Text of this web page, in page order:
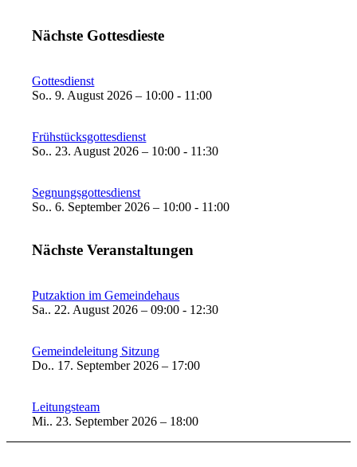
Nächste Gottesdieste
Gottesdienst
So.. 9. August 2026 – 10:00 - 11:00
Frühstücksgottesdienst
So.. 23. August 2026 – 10:00 - 11:30
Segnungsgottesdienst
So.. 6. September 2026 – 10:00 - 11:00
Nächste Veranstaltungen
Putzaktion im Gemeindehaus
Sa.. 22. August 2026 – 09:00 - 12:30
Gemeindeleitung Sitzung
Do.. 17. September 2026 – 17:00
Leitungsteam
Mi.. 23. September 2026 – 18:00